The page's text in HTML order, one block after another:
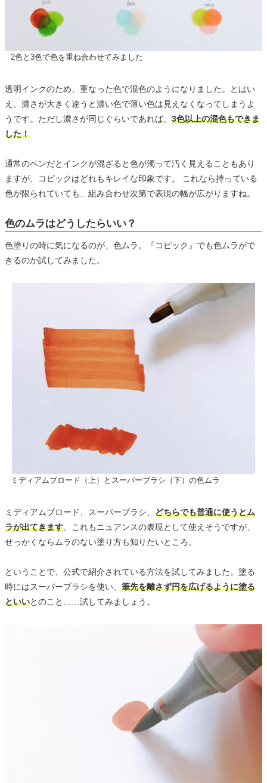
2色と3色で色を重ね合わせてみました
透明インクのため、重なった色で混色のようになりました。とはい
え、濃さが大きく違うと濃い色で薄い色は見えなくなってしまうよ
うです。ただし濃さが同じぐらいであれば、 3色以上の混色もできま
した！
通常のペンだとインクが混ざると色が濁って汚く見えることもあり
ますが、コピックはどれもキレイな印象です。 これなら持っている
色が限られていても、組み合わせ次第で表現の幅が広がりますね。
色のムラはどうしたらいい？
色塗りの時に気になるのが、色ムラ。『コピック』でも色ムラがで
きるのか試してみました。
ミディアムブロード（上）とスーパーブラシ（下）の色ムラ
ミディアムブロード、スーパーブラシ、 どちらでも普通に使うとム
ラが出てきます。これもニュアンスの表現として使えそうですが、
せっかくならムラのない塗り方も知りたいところ。
ということで、公式で紹介されている方法を試してみました。塗る
時にはスーパーブラシを使い、 筆先を離さず円を広げるように塗る
といいとのこと……試してみましょう。